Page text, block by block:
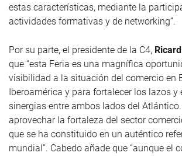
estas características, mediante la
actividades formativas y de networking”.
Por su parte, el presidente de la C4,
que “esta Feria es una magnífica
visibilidad a la situación del comercio en
Iberoamérica y para fortalecer los lazos y
sinergias entre ambos lados del
aprovechar la fortaleza del sector
que se ha constituido en un auténtico
mundial”. Cabedo añade que “aunque el